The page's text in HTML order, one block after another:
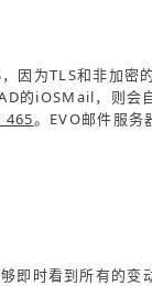
因为TLS和非加
的iOSMail，则会
。EVO邮件服
即时看到所有的变